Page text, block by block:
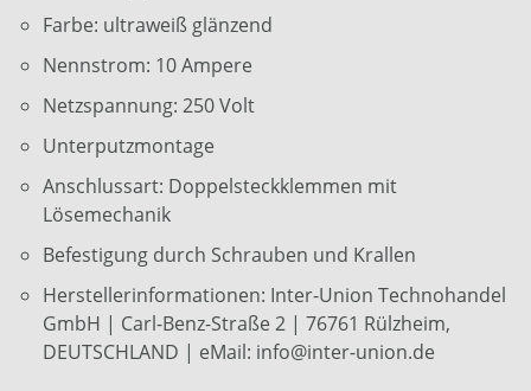
Farbe: ultraweiß glänzend
Nennstrom: 10 Ampere
Netzspannung: 250 Volt
Unterputzmontage
Anschlussart: Doppelsteckklemmen mit
Lösemechanik
Befestigung durch Schrauben und Krallen
Herstellerinformationen: Inter-Union Technohandel
GmbH | Carl-Benz-Straße 2 | 76761 Rülzheim,
DEUTSCHLAND | eMail: info@inter-union.de